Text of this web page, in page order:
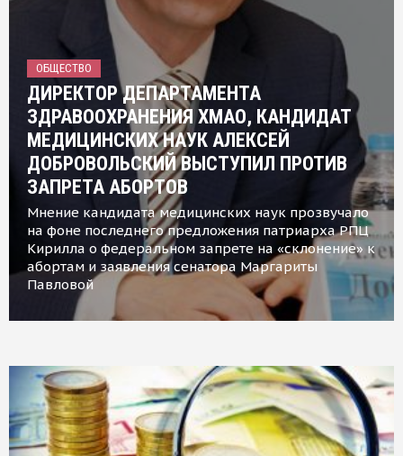
ОБЩЕСТВО
ДИРЕКТОР ДЕПАРТАМЕНТА
ЗДРАВООХРАНЕНИЯ ХМАО, КАНДИДАТ
МЕДИЦИНСКИХ НАУК АЛЕКСЕЙ
ДОБРОВОЛЬСКИЙ ВЫСТУПИЛ ПРОТИВ
ЗАПРЕТА АБОРТОВ
Мнение кандидата медицинских наук прозвучало
на фоне последнего предложения патриарха РПЦ
Кирилла о федеральном запрете на «склонение» к
абортам и заявления сенатора Маргариты
Павловой